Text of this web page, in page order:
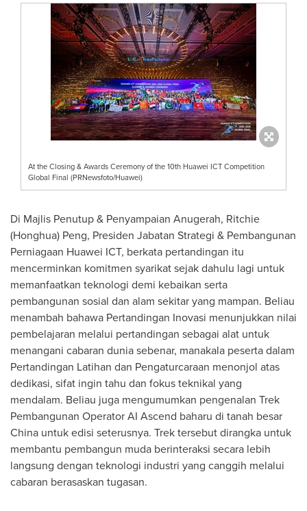
At the Closing & Awards Ceremony of the 10th Huawei ICT Competition
Global Final (PRNewsfoto/Huawei)
Di Majlis Penutup & Penyampaian Anugerah, Ritchie
(Honghua) Peng, Presiden Jabatan Strategi & Pembangunan
Perniagaan Huawei ICT, berkata pertandingan itu
mencerminkan komitmen syarikat sejak dahulu lagi untuk
memanfaatkan teknologi demi kebaikan serta
pembangunan sosial dan alam sekitar yang mampan. Beliau
menambah bahawa Pertandingan Inovasi menunjukkan nilai
pembelajaran melalui pertandingan sebagai alat untuk
menangani cabaran dunia sebenar, manakala peserta dalam
Pertandingan Latihan dan Pengaturcaraan menonjol atas
dedikasi, sifat ingin tahu dan fokus teknikal yang
mendalam. Beliau juga mengumumkan pengenalan Trek
Pembangunan Operator AI Ascend baharu di tanah besar
China untuk edisi seterusnya. Trek tersebut dirangka untuk
membantu pembangun muda berinteraksi secara lebih
langsung dengan teknologi industri yang canggih melalui
cabaran berasaskan tugasan.